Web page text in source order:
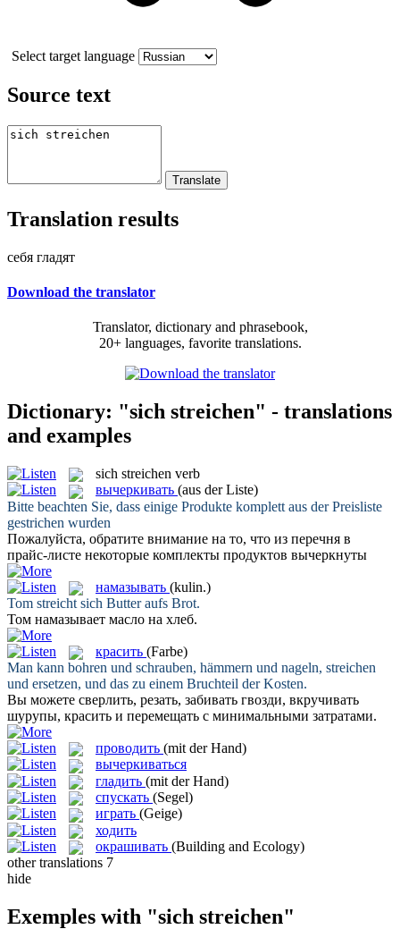
Select target language
Source text
Translation results
себя гладят
Download the translator
Translator, dictionary and phrasebook,
20+ languages, favorite translations.
Dictionary: "sich streichen" - translations
and examples
sich streichen verb
вычеркивать (aus der Liste)
Bitte beachten Sie, dass einige Produkte komplett aus der Preisliste
gestrichen wurden
Пожалуйста, обратите внимание на то, что из перечня в
прайс-листе некоторые комплекты продуктов вычеркнуты
намазывать (kulin.)
Tom streicht sich Butter aufs Brot.
Том намазывает масло на хлеб.
красить (Farbe)
Man kann bohren und schrauben, hämmern und nageln, streichen
und ersetzen, und das zu einem Bruchteil der Kosten.
Вы можете сверлить, резать, забивать гвозди, вкручивать
шурупы, красить и перемещать с минимальными затратами.
проводить (mit der Hand)
вычеркиваться
гладить (mit der Hand)
спускать (Segel)
играть (Geige)
ходить
окрашивать (Building and Ecology)
other translations 7
hide
Exemples with "sich streichen"